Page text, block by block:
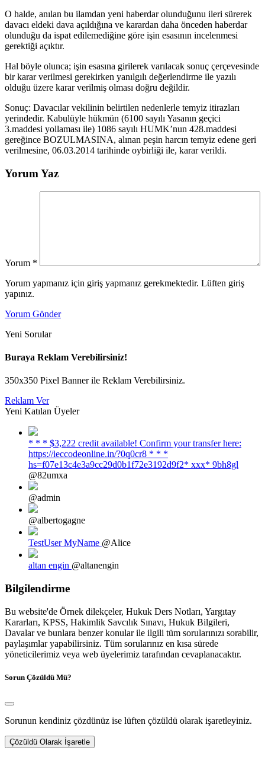
O halde, anılan bu ilamdan yeni haberdar olunduğunu ileri sürerek
davacı eldeki dava açıldığına ve karardan daha önceden haberdar
olunduğu da ispat edilemediğine göre işin esasının incelenmesi
gerektiği açıktır.
Hal böyle olunca; işin esasına girilerek varılacak sonuç çerçevesinde
bir karar verilmesi gerekirken yanılgılı değerlendirme ile yazılı
olduğu üzere karar verilmiş olması doğru değildir.
Sonuç: Davacılar vekilinin belirtilen nedenlerle temyiz itirazları
yerindedir. Kabulüyle hükmün (6100 sayılı Yasanın geçici
3.maddesi yollaması ile) 1086 sayılı HUMK’nun 428.maddesi
gereğince BOZULMASINA, alınan peşin harcın temyiz edene geri
verilmesine, 06.03.2014 tarihinde oybirliği ile, karar verildi.
Yorum Yaz
Yorum *
Yorum yapmanız için giriş yapmanız gerekmektedir. Lüften giriş
yapınız.
Yorum Gönder
Yeni Sorular
Buraya Reklam Verebilirsiniz!
350x350 Pixel Banner ile Reklam Verebilirsiniz.
Reklam Ver
Yeni Katılan Üyeler
* * * $3,222 credit available! Confirm your transfer here:
https://ieccodeonline.in/?0q0cr8 * * *
hs=f07e13c4e3a9cc29d0b1f72e3192d9f2* ххх* 9bh8gl
@82umxa
@admin
@albertogagne
TestUser MyName @Alice
altan engin @altanengin
Bilgilendirme
Bu website'de Örnek dilekçeler, Hukuk Ders Notları, Yargıtay
Kararları, KPSS, Hakimlik Savcılık Sınavı, Hukuk Bilgileri,
Davalar ve bunlara benzer konular ile ilgili tüm sorularınızı sorabilir,
paylaşımlar yapabilirsiniz. Tüm sorularınız en kısa sürede
yöneticilerimiz veya web üyelerimiz tarafından cevaplanacaktır.
Sorun Çözüldü Mü?
Sorunun kendiniz çözdünüz ise lüften çözüldü olarak işaretleyiniz.
Çözüldü Olarak İşaretle